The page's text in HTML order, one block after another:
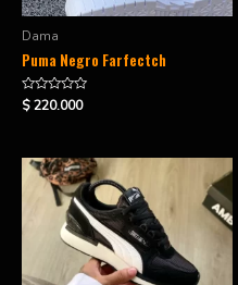
Dama
Puma Negro Farfectch
Valorado
en
$220.000